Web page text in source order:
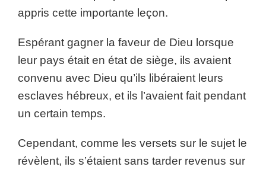
appris cette importante leçon.
Espérant gagner la faveur de Dieu lorsque
leur pays était en état de siège, ils avaient
convenu avec Dieu qu’ils libéraient leurs
esclaves hébreux, et ils l’avaient fait pendant
un certain temps.
Cependant, comme les versets sur le sujet le
révèlent, ils s’étaient sans tarder revenus sur